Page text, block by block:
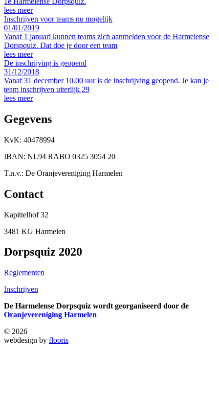
lees meer
Inschrijven voor teams nu mogelijk
01/01/2019
Vanaf 1 januari kunnen teams zich aanmelden voor de Harmelense
Dorspquiz. Dat doe je door een team
lees meer
De inschrijving is geopend
31/12/2018
Vanaf 31 december 10.00 uur is de inschrijving geopend. Je kan je
team inschrijven uiterlijk 29
lees meer
Gegevens
KvK: 40478994
IBAN: NL94 RABO 0325 3054 20
T.n.v.: De Oranjevereniging Harmelen
Contact
Kapittelhof 32
3481 KG Harmelen
Dorpsquiz 2020
Reglementen
Inschrijven
De Harmelense Dorpsquiz wordt georganiseerd door de
Oranjevereniging Harmelen
© 2026
webdesign by flooris